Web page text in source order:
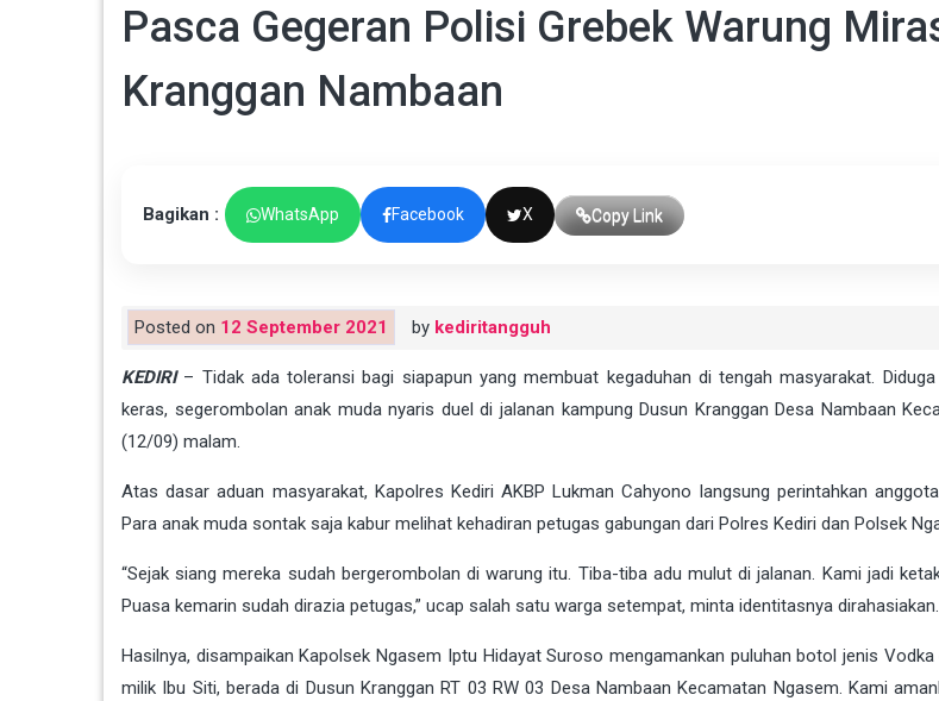
Pasca Gegeran Polisi Grebek Warung
Kranggan Nambaan
Bagikan : WhatsApp Facebook X Copy Link
Posted on 12 September 2021 by kediritangguh
KEDIRI– Tidak ada toleransi bagi siapapun yang membuat kegaduhan di tengah masyarakat.
keras, segerombolan anak muda nyaris duel di jalanan kampung Dusun Kranggan Desa Nambaan
(12/09) malam.
Atas dasar aduan masyarakat, Kapolres Kediri AKBP Lukman Cahyono langsung perintahkan
Para anak muda sontak saja kabur melihat kehadiran petugas gabungan dari Polres Kediri dan Polsek
“Sejak siang mereka sudah bergerombolan di warung itu. Tiba-tiba adu mulut di jalanan. Kami jadi
Puasa kemarin sudah dirazia petugas,” ucap salah satu warga setempat, minta identitasnya dirahasiakan.
Hasilnya, disampaikan Kapolsek Ngasem Iptu Hidayat Suroso mengamankan puluhan botol jenis Vodka
milik Ibu Siti, berada di Dusun Kranggan RT 03 RW 03 Desa Nambaan Kecamatan Ngasem. Kami